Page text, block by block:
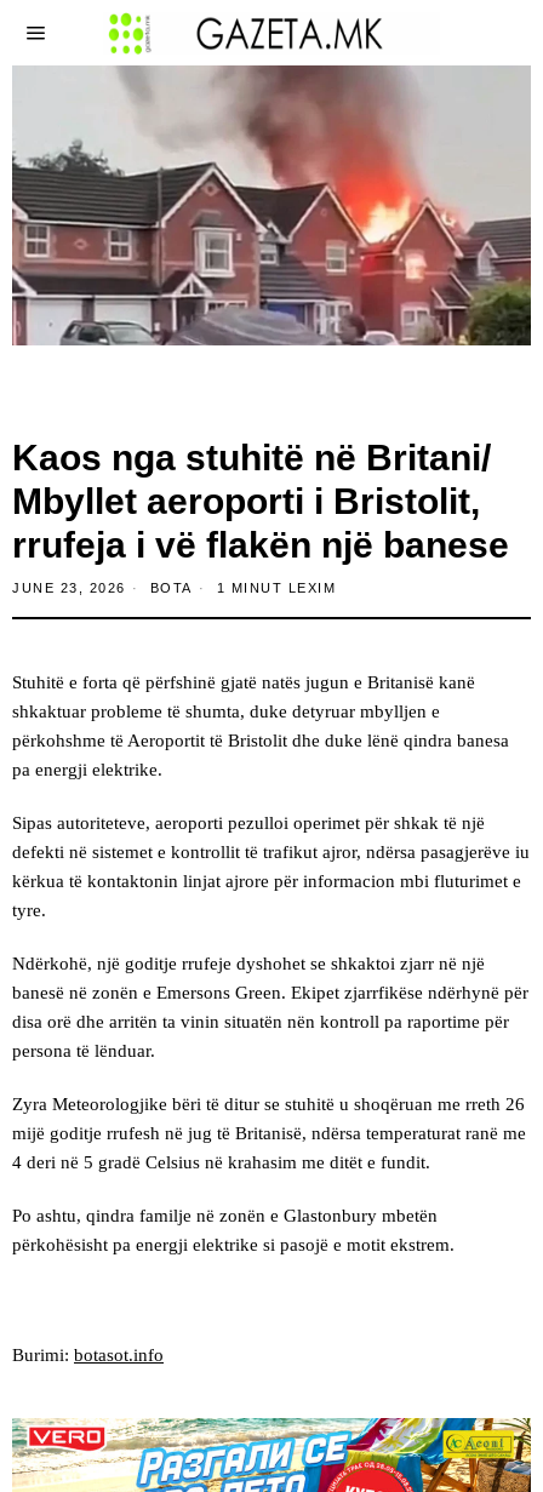
Kaos nga stuhitë në Britani/
Mbyllet aeroporti i Bristolit,
rrufeja i vë flakën një banese
JUNE 23, 2026 BOTA 1 MINUT LEXIM
Stuhitë e forta që përfshinë gjatë natës jugun e Britanisë kanë
shkaktuar probleme të shumta, duke detyruar mbylljen e
përkohshme të Aeroportit të Bristolit dhe duke lënë qindra banesa
pa energji elektrike.
Sipas autoriteteve, aeroporti pezulloi operimet për shkak të një
defekti në sistemet e kontrollit të trafikut ajror, ndërsa pasagjerëve iu
kërkua të kontaktonin linjat ajrore për informacion mbi fluturimet e
tyre.
Ndërkohë, një goditje rrufeje dyshohet se shkaktoi zjarr në një
banesë në zonën e Emersons Green. Ekipet zjarrfikëse ndërhynë për
disa orë dhe arritën ta vinin situatën nën kontroll pa raportime për
persona të lënduar.
Zyra Meteorologjike bëri të ditur se stuhitë u shoqëruan me rreth 26
mijë goditje rrufesh në jug të Britanisë, ndërsa temperaturat ranë me
4 deri në 5 gradë Celsius në krahasim me ditët e fundit.
Po ashtu, qindra familje në zonën e Glastonbury mbetën
përkohësisht pa energji elektrike si pasojë e motit ekstrem.
Burimi: botasot.info